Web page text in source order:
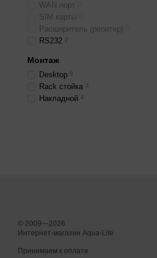
WAN порт
SIM карты
Расширитель (репитер)
RS232 2
Монтаж
Desktop 8
Rack стойка 3
Накладной 4
© 2009—2026
Интернет-магазин Aqua-Life
Принимаем к оплате